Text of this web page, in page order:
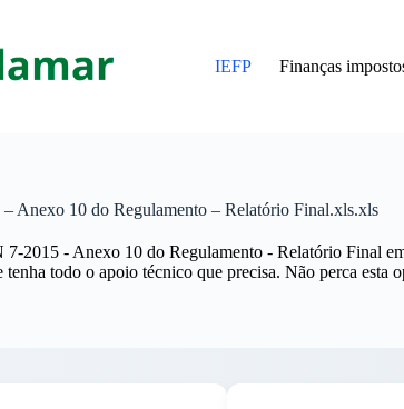
IEFP Finanças
Anexo 10 do Regulamento – Relatório Final.xls.xls
7-2015 - Anexo 10 do Regulamento - Relatório Final
tenha todo o apoio técnico que precisa. Não perca